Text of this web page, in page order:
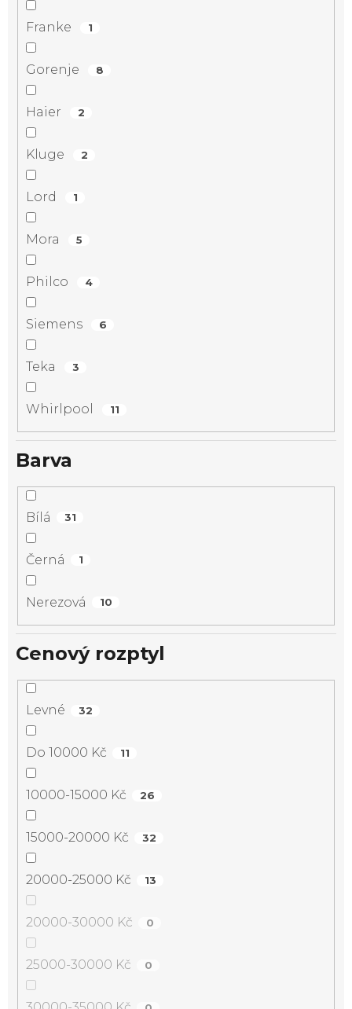
Franke 1
Gorenje 8
Haier 2
Kluge 2
Lord 1
Mora 5
Philco 4
Siemens 6
Teka 3
Whirlpool 11
Barva
Bílá 31
Černá 1
Nerezová 10
Cenový rozptyl
Levné 32
Do 10000 Kč 11
10000-15000 Kč 26
15000-20000 Kč 32
20000-25000 Kč 13
20000-30000 Kč 0
25000-30000 Kč 0